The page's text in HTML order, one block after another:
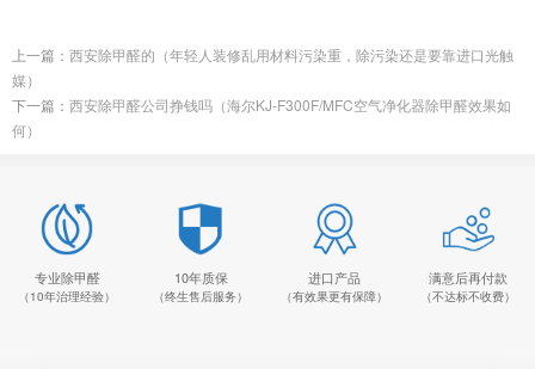
上一篇： 西安除甲醛的（年轻人装修乱用材料污染重，除污染还是要靠进口光触
媒）
下一篇： 西安除甲醛公司挣钱吗（海尔KJ-F300F/MFC空气净化器除甲醛效果如
何）
专业除甲醛
（10年治理经验）
10年质保
（终生售后服务）
进口产品
（有效果更有保障）
满意后再付款
（不达标不收费）